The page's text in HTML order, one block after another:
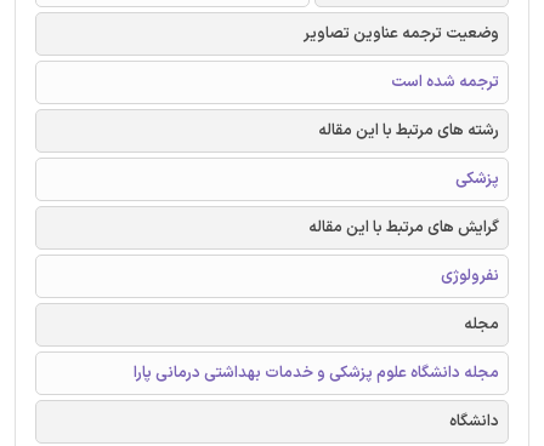
وضعیت ترجمه عناوین تصاویر
ترجمه شده است
رشته های مرتبط با این مقاله
پزشکی
گرایش های مرتبط با این مقاله
نفرولوژی
مجله
مجله دانشگاه علوم پزشکی و خدمات بهداشتی درمانی پارا
دانشگاه